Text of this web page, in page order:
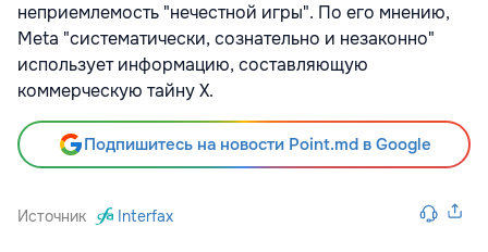
неприемлемость "нечестной игры". По его мнению,
Meta "систематически, сознательно и незаконно"
использует информацию, составляющую
коммерческую тайну X.
Подпишитесь на новости Point.md в Google
Источник Interfax